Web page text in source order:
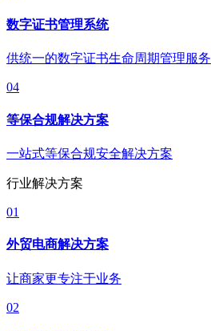
数字证书管理系统
供统一的数字证书生命周期管理服务
04
等保合规解决方案
一站式等保合规安全解决方案
行业解决方案
01
外贸电商解决方案
让商家更专注于业务
02